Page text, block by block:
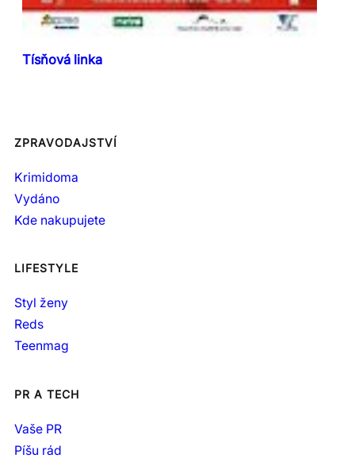
Tísňová linka
ZPRAVODAJSTVÍ
Krimidoma
Vydáno
Kde nakupujete
LIFESTYLE
Styl ženy
Reds
Teenmag
PR A TECH
Vaše PR
Píšu rád